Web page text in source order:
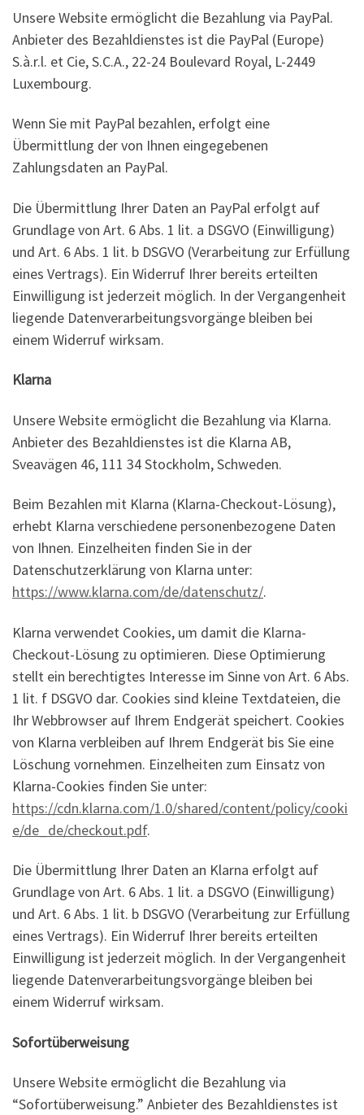
Unsere Website ermöglicht die Bezahlung via PayPal.
Anbieter des Bezahldienstes ist die PayPal (Europe)
S.à.r.l. et Cie, S.C.A., 22-24 Boulevard Royal, L-2449
Luxembourg.
Wenn Sie mit PayPal bezahlen, erfolgt eine
Übermittlung der von Ihnen eingegebenen
Zahlungsdaten an PayPal.
Die Übermittlung Ihrer Daten an PayPal erfolgt auf
Grundlage von Art. 6 Abs. 1 lit. a DSGVO (Einwilligung)
und Art. 6 Abs. 1 lit. b DSGVO (Verarbeitung zur Erfüllung
eines Vertrags). Ein Widerruf Ihrer bereits erteilten
Einwilligung ist jederzeit möglich. In der Vergangenheit
liegende Datenverarbeitungsvorgänge bleiben bei
einem Widerruf wirksam.
Klarna
Unsere Website ermöglicht die Bezahlung via Klarna.
Anbieter des Bezahldienstes ist die Klarna AB,
Sveavägen 46, 111 34 Stockholm, Schweden.
Beim Bezahlen mit Klarna (Klarna-Checkout-Lösung),
erhebt Klarna verschiedene personenbezogene Daten
von Ihnen. Einzelheiten finden Sie in der
Datenschutzerklärung von Klarna unter:
https://www.klarna.com/de/datenschutz/.
Klarna verwendet Cookies, um damit die Klarna-
Checkout-Lösung zu optimieren. Diese Optimierung
stellt ein berechtigtes Interesse im Sinne von Art. 6 Abs.
1 lit. f DSGVO dar. Cookies sind kleine Textdateien, die
Ihr Webbrowser auf Ihrem Endgerät speichert. Cookies
von Klarna verbleiben auf Ihrem Endgerät bis Sie eine
Löschung vornehmen. Einzelheiten zum Einsatz von
Klarna-Cookies finden Sie unter:
https://cdn.klarna.com/1.0/shared/content/policy/cooki
e/de_de/checkout.pdf.
Die Übermittlung Ihrer Daten an Klarna erfolgt auf
Grundlage von Art. 6 Abs. 1 lit. a DSGVO (Einwilligung)
und Art. 6 Abs. 1 lit. b DSGVO (Verarbeitung zur Erfüllung
eines Vertrags). Ein Widerruf Ihrer bereits erteilten
Einwilligung ist jederzeit möglich. In der Vergangenheit
liegende Datenverarbeitungsvorgänge bleiben bei
einem Widerruf wirksam.
Sofortüberweisung
Unsere Website ermöglicht die Bezahlung via
“Sofortüberweisung.” Anbieter des Bezahldienstes ist